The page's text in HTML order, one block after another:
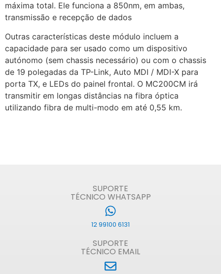
máxima total. Ele funciona a 850nm, em ambas,
transmissão e recepção de dados
Outras características deste módulo incluem a
capacidade para ser usado como um dispositivo
autónomo (sem chassis necessário) ou com o chassis
de 19 polegadas da TP-Link, Auto MDI / MDI-X para
porta TX, e LEDs do painel frontal. O MC200CM irá
transmitir em longas distâncias na fibra óptica
utilizando fibra de multi-modo em até 0,55 km.
SUPORTE
TÉCNICO WHATSAPP
12 99100 6131
SUPORTE
TÉCNICO EMAIL